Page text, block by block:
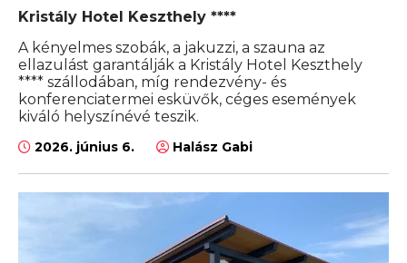
Kristály Hotel Keszthely ****
A kényelmes szobák, a jakuzzi, a szauna az
ellazulást garantálják a Kristály Hotel Keszthely
**** szállodában, míg rendezvény- és
konferenciatermei esküvők, céges események
kiváló helyszínévé teszik.
2026. június 6. Halász Gabi